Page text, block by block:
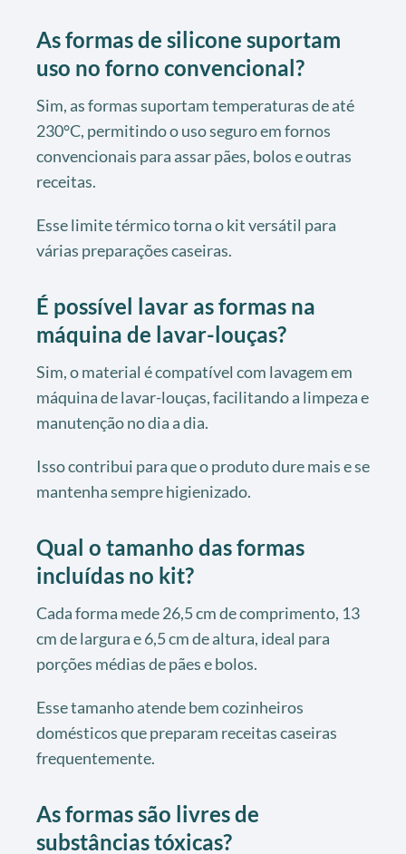
As formas de silicone suportam
uso no forno convencional?
Sim, as formas suportam temperaturas de até
230°C, permitindo o uso seguro em fornos
convencionais para assar pães, bolos e outras
receitas.
Esse limite térmico torna o kit versátil para
várias preparações caseiras.
É possível lavar as formas na
máquina de lavar-louças?
Sim, o material é compatível com lavagem em
máquina de lavar-louças, facilitando a limpeza e
manutenção no dia a dia.
Isso contribui para que o produto dure mais e se
mantenha sempre higienizado.
Qual o tamanho das formas
incluídas no kit?
Cada forma mede 26,5 cm de comprimento, 13
cm de largura e 6,5 cm de altura, ideal para
porções médias de pães e bolos.
Esse tamanho atende bem cozinheiros
domésticos que preparam receitas caseiras
frequentemente.
As formas são livres de
substâncias tóxicas?